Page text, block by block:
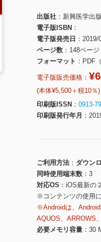
出版社
新興医学出
電子版ISBN
電子版発売日
2019/
ページ数
148ページ
フォーマット
PDF
電子版販売価格：
(本体¥5,500＋税10％)
印刷版ISSN
0913-
印刷版発行年月
ご利用方法
ダウン
同時使用端末数
3
対応OS
iOS最新の
※コンテンツの使用
※Androidは、
AQUOS、ARROWS
必要メモリ容量
30